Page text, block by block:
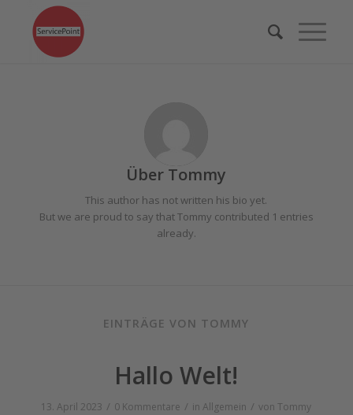
Über Tommy
This author has not written his bio yet.
But we are proud to say thatTommy contributed 1 entries
already.
EINTRÄGE VON TOMMY
Hallo Welt!
13. April 2023 / 0 Kommentare / inAllgemein / vonTommy